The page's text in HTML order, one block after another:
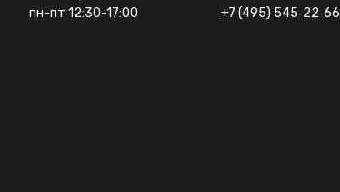
пн-пт 12:30-17:00
+7 (495) 545‑22‑66